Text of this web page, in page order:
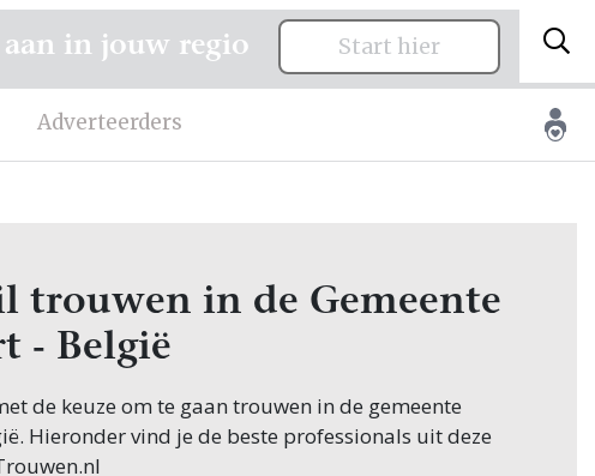
Adverteerders
aan in jouw regio Start hier
trouwen in de Gemeente
- België
de keuze om te gaan trouwen in de gemeente
Hieronder vind je de beste professionals uit deze